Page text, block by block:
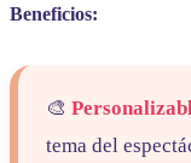
Beneficios:
🎨
tema del